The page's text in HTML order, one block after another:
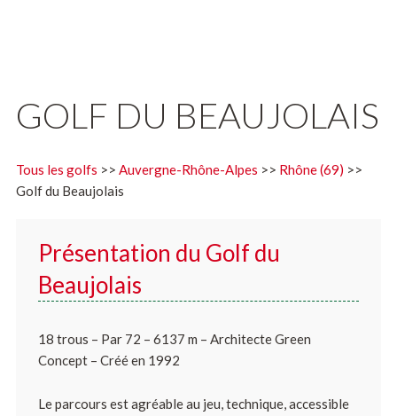
GOLF DU BEAUJOLAIS
Tous les golfs >> Auvergne-Rhône-Alpes >> Rhône (69) >>
Golf du Beaujolais
Présentation du Golf du
Beaujolais
18 trous – Par 72 – 6137 m – Architecte Green
Concept – Créé en 1992
Le parcours est agréable au jeu, technique, accessible